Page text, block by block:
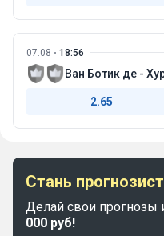
07.08 18:56
Ван Ботик де -
2.65
Стань
Делай свои прогнозы
000 руб!